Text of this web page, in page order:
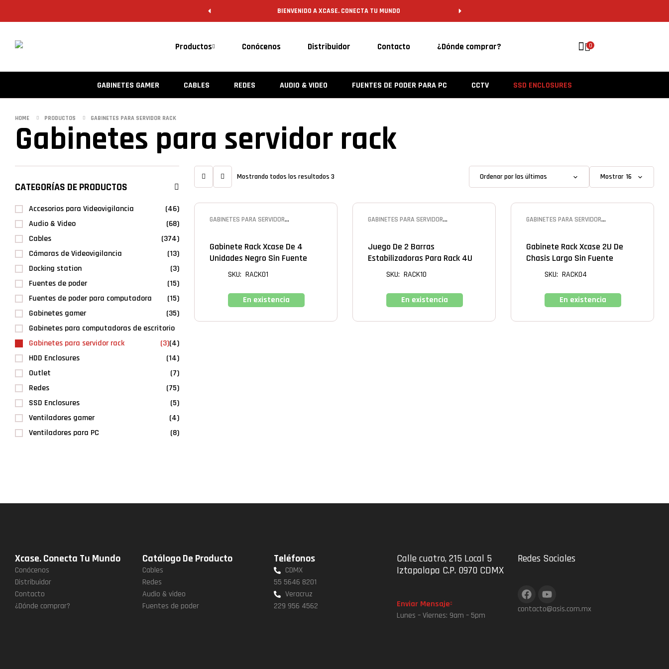
BIENVENIDO A XCASE. CONECTA TU MUNDO
Productos Conócenos Distribuidor Contacto ¿Dónde comprar? 0
GABINETES GAMER CABLES REDES AUDIO & VIDEO FUENTES DE PODER PARA PC CCTV SSD ENCLOSURES
HOME PRODUCTOS GABINETES PARA SERVIDOR RACK
Gabinetes para servidor rack
Mostrando todos los resultados 3 Mostrar
GABINETES PARA SERVIDOR
Gabinete Rack Xcase De 4
Unidades Negro Sin Fuente
SKU: RACK01
En existencia
GABINETES PARA SERVIDOR
Juego De 2 Barras
Estabilizadoras Para Rack 4U
SKU: RACK10
En existencia
GABINETES PARA SERVIDOR
Gabinete Rack Xcase 2U De
Chasis Largo Sin Fuente
SKU: RACK04
En existencia
CATEGORÍAS DE PRODUCTOS
Accesorios para Videovigilancia
(46)
Audio & Video
(68)
Cables
(374)
Cámaras de Videovigilancia
(13)
Docking station
(3)
Fuentes de poder
(15)
Fuentes de poder para computadora
(15)
Gabinetes gamer
(35)
Gabinetes para computadoras de escritorio
(4)
Gabinetes para servidor rack
(3)
HDD Enclosures
(14)
Outlet
(7)
Redes
(75)
SSD Enclosures
(5)
Ventiladores gamer
(4)
Ventiladores para PC
(8)
Xcase. Conecta Tu Mundo
Conócenos
Distribuidor
Contacto
¿Dónde comprar?
Catálogo De Producto
Cables
Redes
Audio & video
Fuentes de poder
Teléfonos
CDMX
55 5646 8201
Veracruz
229 956 4562
Calle cuatro, 215 Local 5
Iztapalapa C.P. 0970 CDMX
Enviar Mensaje
Lunes – Viernes: 9am – 5pm
Redes Sociales
contacto@asis.com.mx